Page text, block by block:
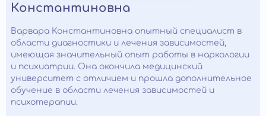
Константиновна
Варвара Константиновна опытный специалист в
области диагностики и лечения зависимостей,
имеющая значительный опыт работы в наркологии
и психиатрии. Она окончила медицинский
университет с отличием и прошла дополнительное
обучение в области лечения зависимостей и
психотерапии.